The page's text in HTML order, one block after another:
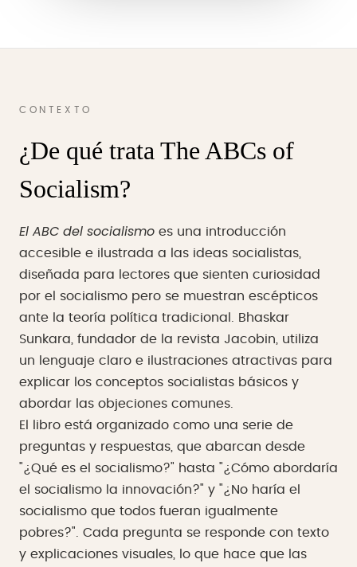
CONTEXTO
¿De qué trata The ABCs of
Socialism?
El ABC del socialismo es una introducción
accesible e ilustrada a las ideas socialistas,
diseñada para lectores que sienten curiosidad
por el socialismo pero se muestran escépticos
ante la teoría política tradicional. Bhaskar
Sunkara, fundador de la revista Jacobin, utiliza
un lenguaje claro e ilustraciones atractivas para
explicar los conceptos socialistas básicos y
abordar las objeciones comunes.
El libro está organizado como una serie de
preguntas y respuestas, que abarcan desde
"¿Qué es el socialismo?" hasta "¿Cómo abordaría
el socialismo la innovación?" y "¿No haría el
socialismo que todos fueran igualmente
pobres?". Cada pregunta se responde con texto
y explicaciones visuales, lo que hace que las